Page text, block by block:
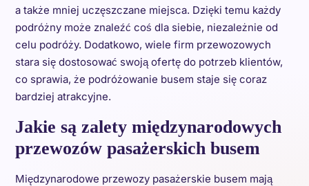
a także mniej uczęszczane miejsca. Dzięki temu każdy
podróżny może znaleźć coś dla siebie, niezależnie od
celu podróży. Dodatkowo, wiele firm przewozowych
stara się dostosować swoją ofertę do potrzeb klientów,
co sprawia, że podróżowanie busem staje się coraz
bardziej atrakcyjne.
Jakie są zalety międzynarodowych
przewozów pasażerskich busem
Międzynarodowe przewozy pasażerskie busem mają